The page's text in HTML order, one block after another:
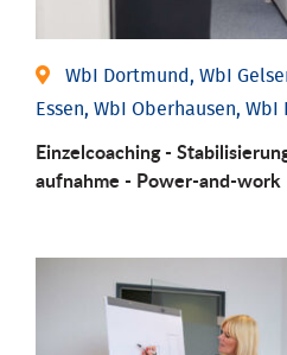
WbI Dortmund, WbI
Essen, WbI Oberhausen, WbI
Einzel­coaching -
aufnahme - Power-and-work